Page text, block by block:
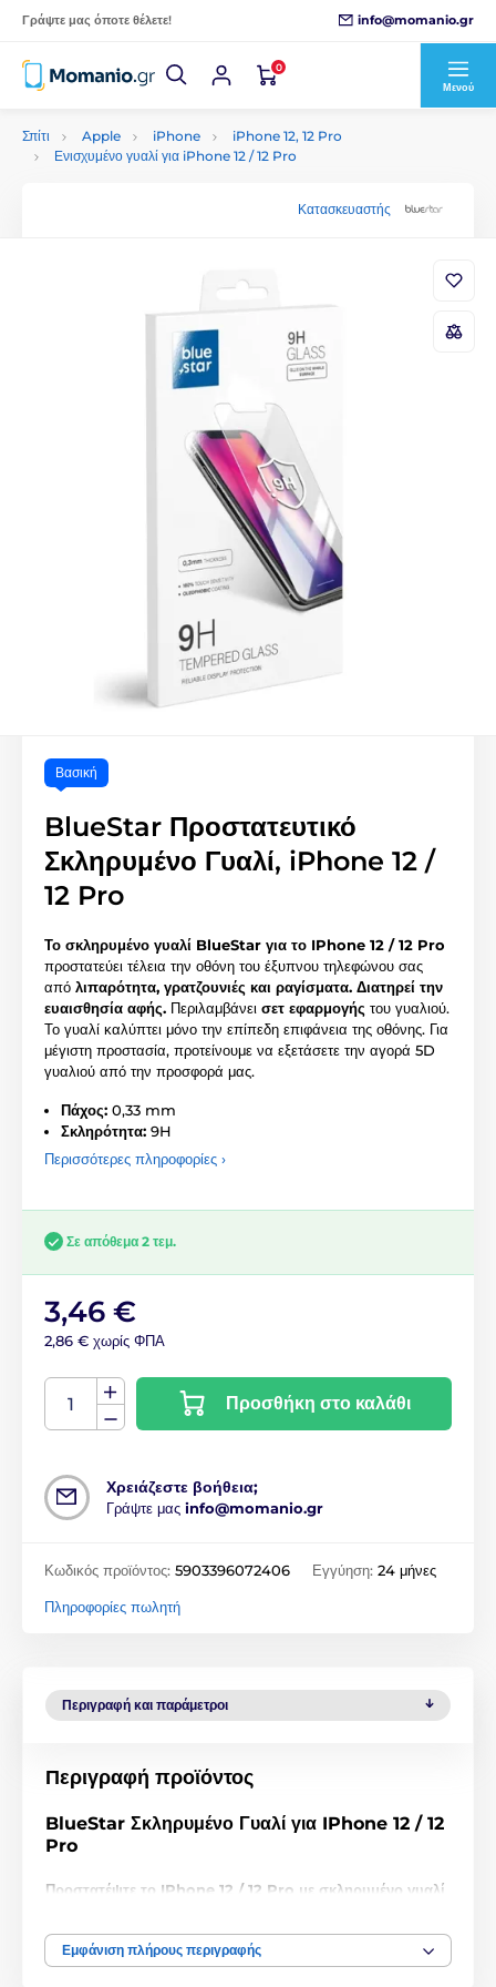
Γράψτε μας όποτε θέλετε! info@momanio.gr
0
Μενού
Σπίτι Apple iPhone
iPhone 12, 12 Pro
Ενισχυμένο γυαλί για iPhone 12 / 12 Pro
Κατασκευαστής
Βασική
BlueStar Προστατευτικό
Σκληρυμένο Γυαλί, iPhone 12 /
12 Pro
Το σκληρυμένο γυαλί BlueStar για το IPhone 12 / 12 Pro
προστατεύει τέλεια την οθόνη του έξυπνου τηλεφώνου σας
από λιπαρότητα, γρατζουνιές και ραγίσματα. Διατηρεί την
ευαισθησία αφής. Περιλαμβάνει σετ εφαρμογής του γυαλιού.
Το γυαλί καλύπτει μόνο την επίπεδη επιφάνεια της οθόνης. Για
μέγιστη προστασία, προτείνουμε να εξετάσετε την αγορά 5D
γυαλιού από την προσφορά μας.
Πάχος: 0,33 mm
Σκληρότητα: 9H
Περισσότερες πληροφορίες ›
Σε απόθεμα 2 τεμ.
3,46 €
2,86 € χωρίς ΦΠΑ
Προσθήκη στο καλάθι
Χρειάζεστε βοήθεια;
Γράψτε μας info@momanio.gr
Κωδικός προϊόντος: 5903396072406 Εγγύηση: 24 μήνες
Πληροφορίες πωλητή
Περιγραφή και παράμετροι
Περιγραφή προϊόντος
BlueStar Σκληρυμένο Γυαλί για IPhone 12 / 12
Pro
Προστατέψτε το IPhone 12 / 12 Pro με σκληρυμένο γυαλί
Μην παραπλανηθείτε από τη χαμηλή τιμή, αυτό το
προστατευτικό σκληρυμένο γυαλί για IPhone 12 / 12 Pro
Εμφάνιση πλήρους περιγραφής